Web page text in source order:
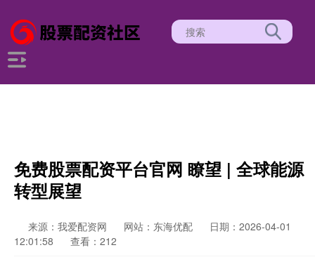
免费股票配资平台官网 瞭望 | 全球能源
转型展望
来源：我爱配资网 网站：东海优配
日期：2026-04-01
12:01:58
查看：212